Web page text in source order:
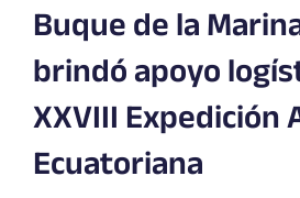
Buque de la
brindó apoyo
XXVIII Expedición
Ecuatoriana